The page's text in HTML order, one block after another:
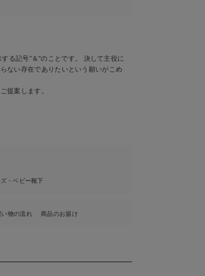
る記号“＆”のことです。 決して主役に
ない存在でありたいという願いがこめ
提案します。
・ベビー靴下
い物の流れ 商品のお届け